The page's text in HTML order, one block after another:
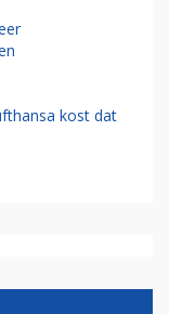
kost dat